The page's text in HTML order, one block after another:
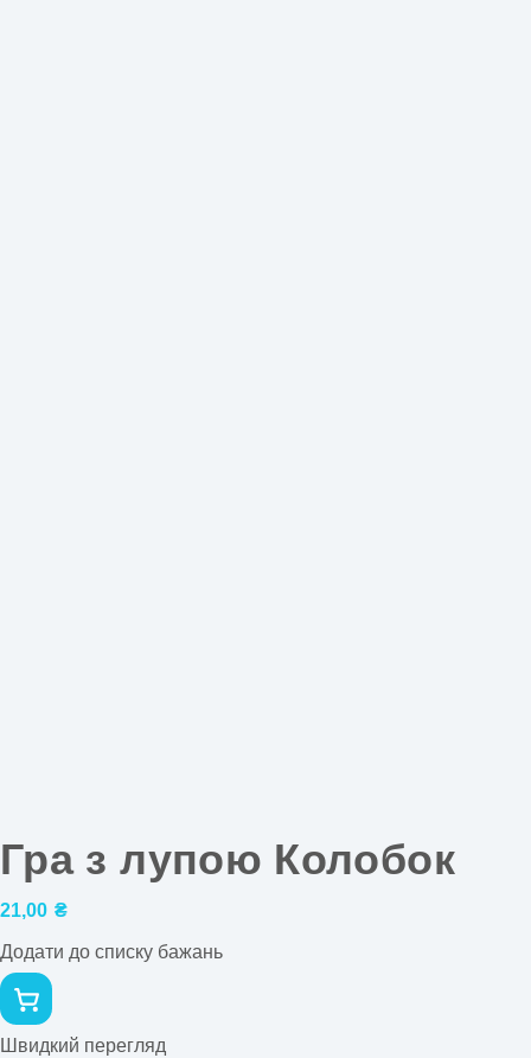
Гра з лупою Колобок
21,00 ₴
Додати до списку бажань
Швидкий перегляд